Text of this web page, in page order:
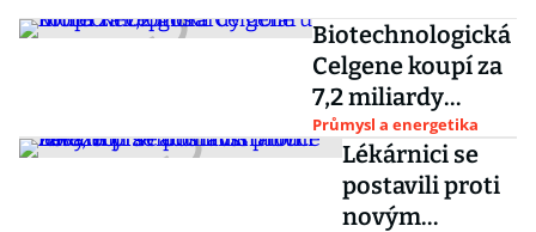
Biotechnologická
Celgene koupí za
7,2 miliardy
dolarů firmu
Receptos
Průmysl a energetika
Lékárnici se
postavili proti
novým